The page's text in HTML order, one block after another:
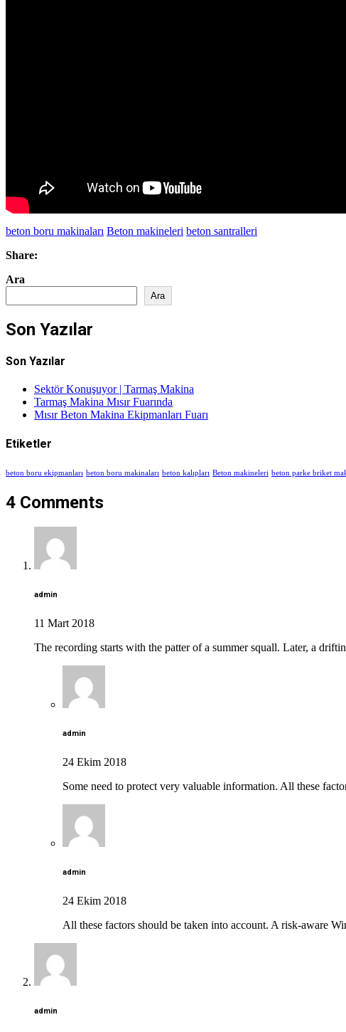
beton boru makinaları Beton makineleri beton santralleri
Share:
Ara
Ara
Son Yazılar
Son Yazılar
Sektör Konuşuyor | Tarmaş Makina
Tarmaş Makina Mısır Fuarında
Mısır Beton Makina Ekipmanları Fuarı
Etiketler
beton boru ekipmanları beton boru makinaları beton kalıpları Beton makineleri beton parke briket
4 Comments
admin
11 Mart 2018
The recording starts with the patter of a summer squall. Later, a
admin
24 Ekim 2018
Some need to protect very valuable information. All these
admin
24 Ekim 2018
All these factors should be taken into account. A risk-aware
admin